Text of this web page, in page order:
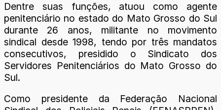
Dentre suas funções, atuou como agente
penitenciário no estado do Mato Grosso do Sul
durante 26 anos, militante no movimento
sindical desde 1998, tendo por três mandatos
consecutivos, presidido o Sindicato dos
Servidores Penitenciários do Mato Grosso do
Sul.
Como presidente da Federação Nacional